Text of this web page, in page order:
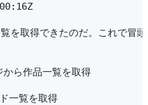
を取得できたのだ。これで冒
ら作品一覧を取得
一覧を取得